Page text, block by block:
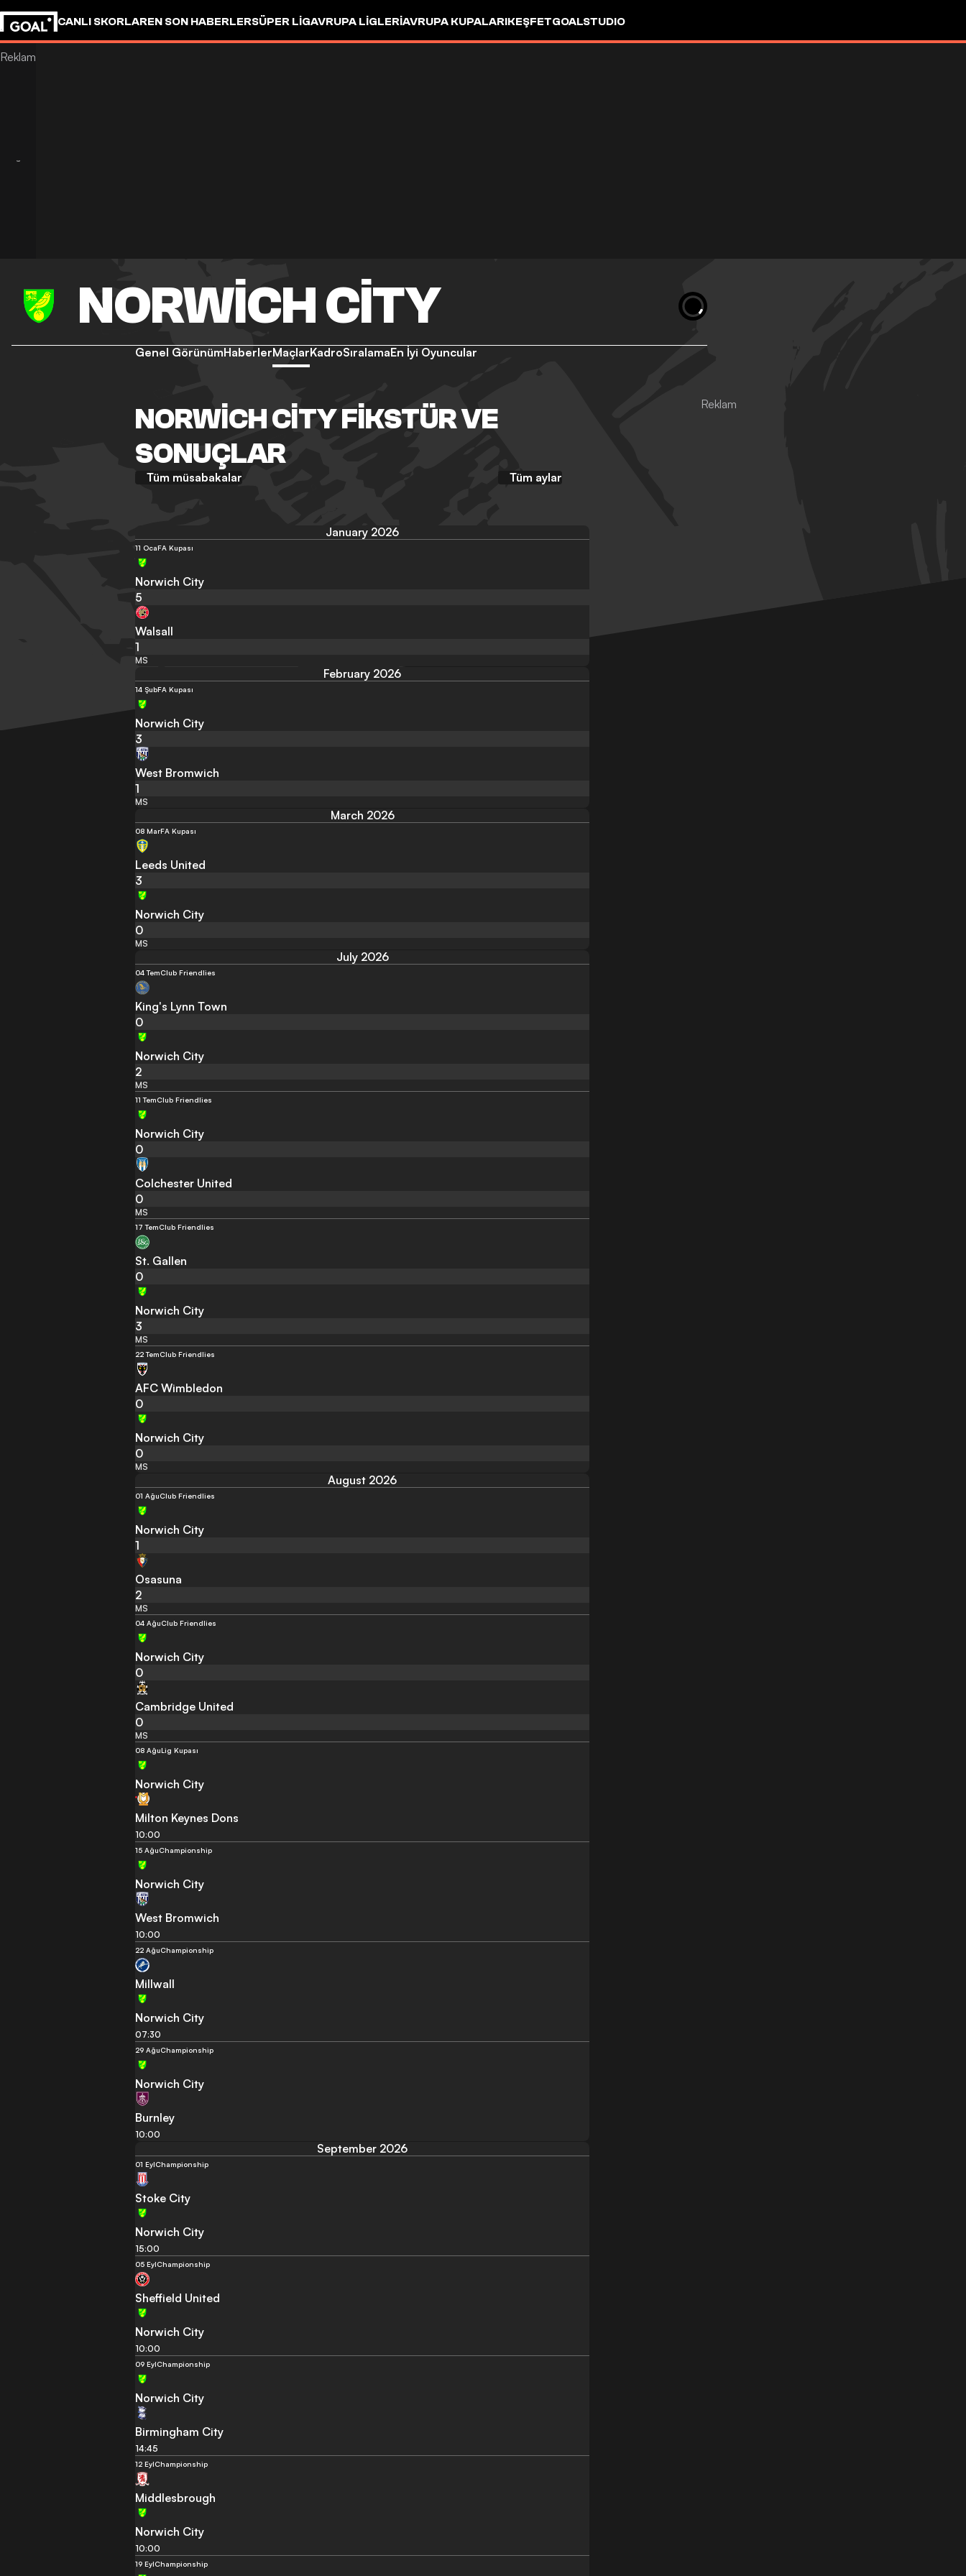
CANLI SKORLAREN SON HABERLERSÜPER LIGAVRUPA LIGLERIAVRUPA KUPALARIKEŞFETGOALSTUDIO
NORWICH CITY
Genel GörünümHaberlerMaçlarKadroSıralamaEn İyi Oyuncular
NORWICH CITY FIKSTÜR VE
SONUÇLAR
Tüm müsabakalar Tüm aylar
January 2026
11 OcaFA Kupası
Norwich City
5
Walsall
1
MS
February 2026
14 ŞubFA Kupası
Norwich City
3
West Bromwich
1
MS
March 2026
08 MarFA Kupası
Leeds United
3
Norwich City
0
MS
July 2026
04 TemClub Friendlies
King's Lynn Town
0
Norwich City
2
MS
11 TemClub Friendlies
Norwich City
0
Colchester United
0
MS
17 TemClub Friendlies
St. Gallen
0
Norwich City
3
MS
22 TemClub Friendlies
AFC Wimbledon
0
Norwich City
0
MS
August 2026
01 AğuClub Friendlies
Norwich City
1
Osasuna
2
MS
04 AğuClub Friendlies
Norwich City
0
Cambridge United
0
MS
08 AğuLig Kupası
Norwich City
Milton Keynes Dons
10:00
15 AğuChampionship
Norwich City
West Bromwich
10:00
22 AğuChampionship
Millwall
Norwich City
07:30
29 AğuChampionship
Norwich City
Burnley
10:00
September 2026
01 EylChampionship
Stoke City
Norwich City
15:00
05 EylChampionship
Sheffield United
Norwich City
10:00
09 EylChampionship
Norwich City
Birmingham City
14:45
12 EylChampionship
Middlesbrough
Norwich City
10:00
19 EylChampionship